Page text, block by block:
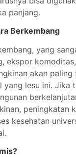
panjang.
Berkembang
yang
ekspor
akan
yang lesu ini. Jika
peningkatan
kesehatan